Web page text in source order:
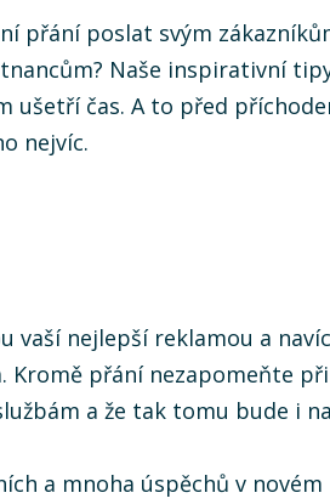
přání poslat svým
Naše inspirativní
ušetří čas. A to před
nejvíc.
vaší nejlepší reklamou a
Kromě přání nezapomeňte
a že tak tomu bude i
a mnoha úspěchů v novém